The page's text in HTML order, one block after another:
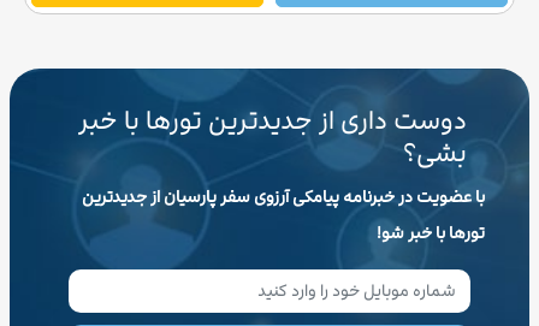
دوست داری از جدیدترین تورها با خبر
بشی؟
با عضویت در خبرنامه پیامکی آرزوی سفر پارسیان از جدیدترین
تورها با خبر شو!